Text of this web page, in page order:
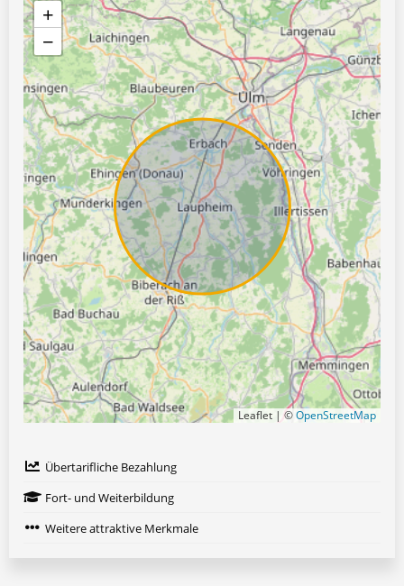
+
−
Leaflet | ©OpenStreetMap
Übertarifliche Bezahlung
Fort- und Weiterbildung
Weitere attraktive Merkmale